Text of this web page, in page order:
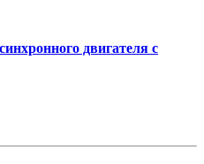
двигателя с